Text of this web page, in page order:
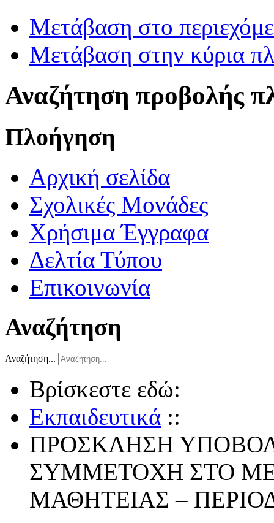
Μετάβαση στο
Μετάβαση στην κύρια
Αναζήτηση προβολής
Πλοήγηση
Αρχική σελίδα
Σχολικές Μονάδες
Χρήσιμα Έγγραφα
Δελτία Τύπου
Επικοινωνία
Αναζήτηση
Αναζήτηση...
Βρίσκεστε εδώ:
Εκπαιδευτικά ::
ΠΡΟΣΚΛΗΣΗ
ΣΥΜΜΕΤΟΧΗ ΣΤΟ
ΜΑΘΗΤΕΙΑΣ –